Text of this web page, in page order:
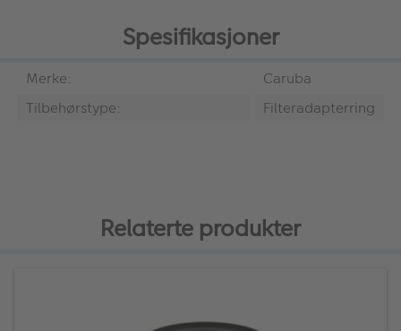
Spesifikasjoner
Merke:
Caruba
Tilbehørstype:
Filteradapterring
Relaterte produkter